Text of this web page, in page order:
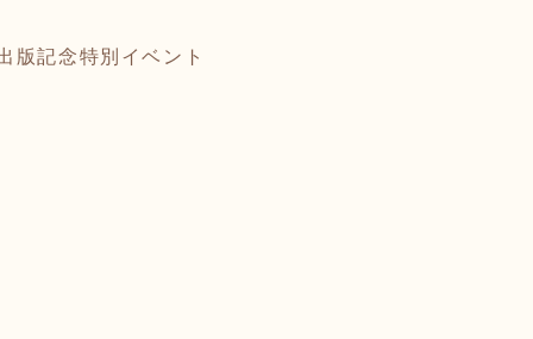
版記念特別イベント